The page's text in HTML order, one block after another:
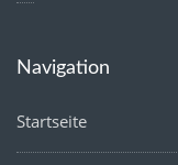
Navigation
Startseite